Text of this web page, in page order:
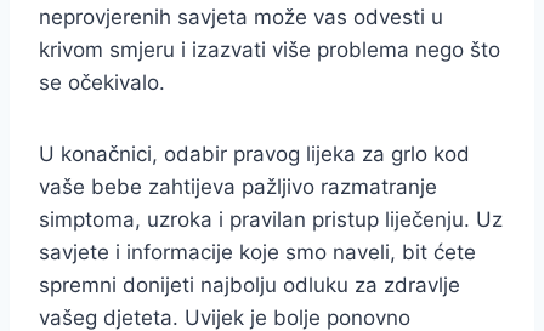
neprovjerenih savjeta može vas odvesti u
krivom smjeru i izazvati više problema nego što
se očekivalo.
U konačnici, odabir pravog lijeka za grlo kod
vaše bebe zahtijeva pažljivo razmatranje
simptoma, uzroka i pravilan pristup liječenju. Uz
savjete i informacije koje smo naveli, bit ćete
spremni donijeti najbolju odluku za zdravlje
vašeg djeteta. Uvijek je bolje ponovno